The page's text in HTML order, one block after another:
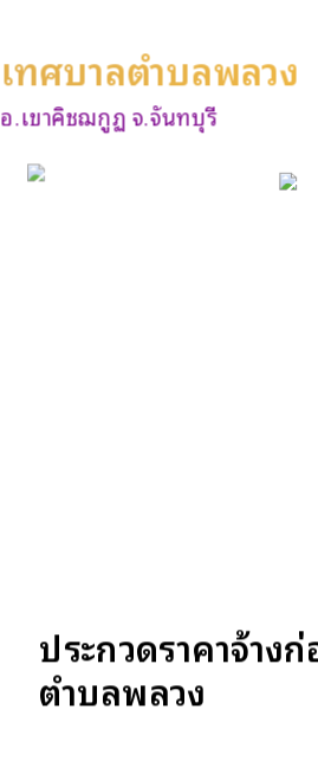
เทศบาลตำบลพลวง
อ.เขาคิชฌกูฏ จ.จันทบุรี
ประกวดราคาจ้า
ตำบลพลวง